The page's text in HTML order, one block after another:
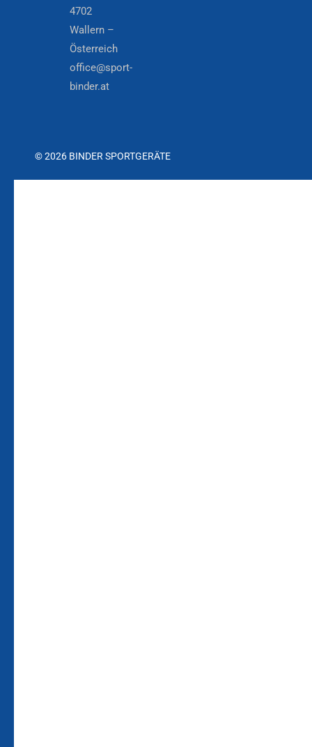
4702
Wallern –
Österreich
office@sport-
binder.at
© 2026 BINDER SPORTGERÄTE